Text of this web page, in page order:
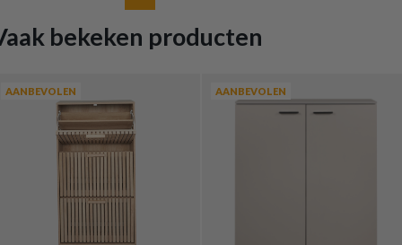
bekeken producten
AANBEVOLEN AANBEVOLEN